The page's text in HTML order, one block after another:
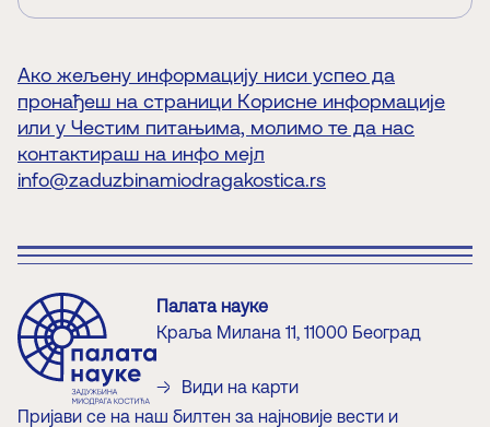
Ако жељену информацију ниси успео да
пронађеш на страници Корисне информације
или у Честим питањима, молимо те да нас
контактираш на инфо мејл
info@zaduzbinamiodragakostica.rs
Палата науке
Краља Милана 11, 11000 Београд
Види на карти
Пријави се на наш билтен за најновије вести и